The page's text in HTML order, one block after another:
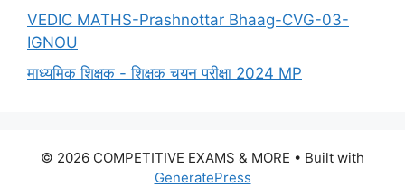
VEDIC MATHS-Prashnottar Bhaag-CVG-03-
IGNOU
माध्यमिक शिक्षक - शिक्षक चयन परीक्षा 2024 MP
© 2026 COMPETITIVE EXAMS & MORE • Built with
GeneratePress